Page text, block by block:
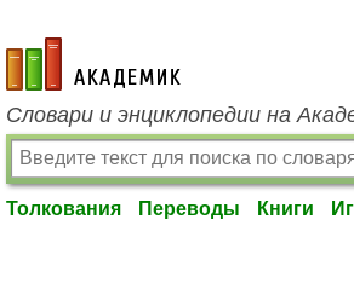
academic.ru
Словари и энциклопедии на
Толкования Переводы Книги